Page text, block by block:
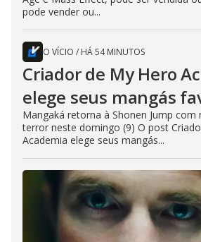
pode vender ou...
O VÍCIO / HÁ 54 MINUTOS
Criador de My Hero
elege seus mangás
Mangaká retorna à Shonen Jump
terror neste domingo (9) O post
Academia elege seus mangás...